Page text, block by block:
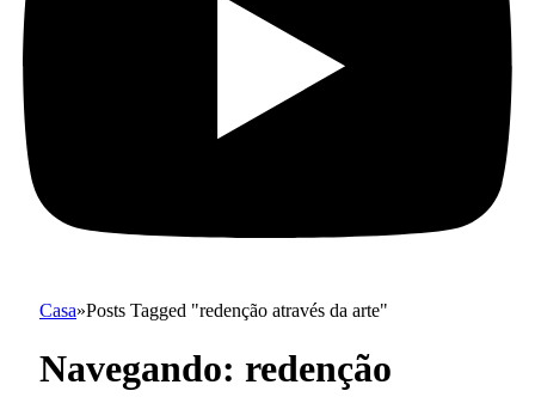
Casa»Posts Tagged "redenção através da arte"
Navegando: redenção